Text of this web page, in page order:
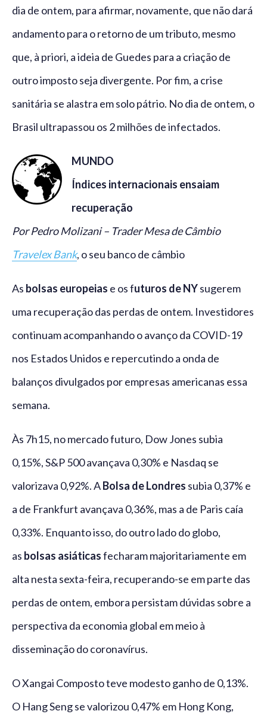
dia de ontem, para afirmar, novamente, que não dará
andamento para o retorno de um tributo, mesmo
que, à priori, a ideia de Guedes para a criação de
outro imposto seja divergente. Por fim, a crise
sanitária se alastra em solo pátrio. No dia de ontem, o
Brasil ultrapassou os 2 milhões de infectados.
MUNDO
Índices internacionais ensaiam
recuperação
Por Pedro Molizani – Trader Mesa de Câmbio
Travelex Bank, o seu banco de câmbio
As bolsas europeias e os futuros de NYsugerem
uma recuperação das perdas de ontem. Investidores
continuam acompanhando o avanço da COVID-19
nos Estados Unidos e repercutindo a onda de
balanços divulgados por empresas americanas essa
semana.
Às 7h15, no mercado futuro, Dow Jones subia
0,15%, S&P 500 avançava 0,30% e Nasdaq se
valorizava 0,92%. ABolsa de Londres subia 0,37% e
a de Frankfurt avançava 0,36%, mas a de Paris caía
0,33%. Enquanto isso, do outro lado do globo,
as bolsas asiáticasfecharam majoritariamente em
alta nesta sexta-feira, recuperando-se em parte das
perdas de ontem, embora persistam dúvidas sobre a
perspectiva da economia global em meio à
disseminação do coronavírus.
O Xangai Composto teve modesto ganho de 0,13%.
O Hang Seng se valorizou 0,47% em Hong Kong,